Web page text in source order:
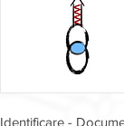
Identificare -